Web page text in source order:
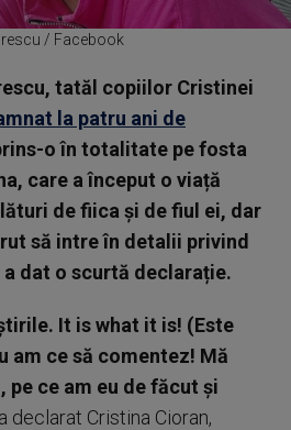
/ Facebook
tatăl copiilor Cristinei
la patru ani de
o în totalitate pe fosta
care a început o viață
de fiica și de fiul ei, dar
să intre în detalii privind
dat o scurtă declarație.
It is what it is! (Este
am ce să comentez! Mă
ce am eu de făcut și
a declarat Cristina Cioran,